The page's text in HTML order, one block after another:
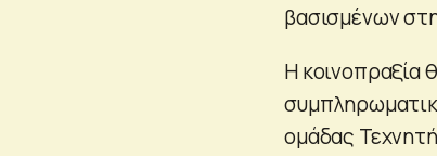
βασισμένων
Η κοινοπραξία
ομάδας